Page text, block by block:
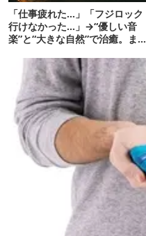
「仕事疲れた…」「フジロック
行けなかった…」→“優しい音
楽”と“大きな自然”で治癒。まだ